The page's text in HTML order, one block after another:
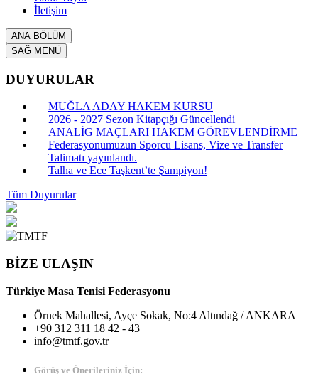
İletişim
ANA BÖLÜM
SAĞ MENÜ
DUYURULAR
MUĞLA ADAY HAKEM KURSU
2026 - 2027 Sezon Kitapçığı Güncellendi
ANALİG MAÇLARI HAKEM GÖREVLENDİRME
Federasyonumuzun Sporcu Lisans, Vize ve Transfer
Talimatı yayınlandı.
Talha ve Ece Taşkent’te Şampiyon!
Tüm Duyurular
BİZE ULAŞIN
Türkiye Masa Tenisi Federasyonu
Örnek Mahallesi, Ayçe Sokak, No:4 Altındağ / ANKARA
+90 312 311 18 42 - 43
info@tmtf.gov.tr
Görüş ve Önerileriniz İçin: